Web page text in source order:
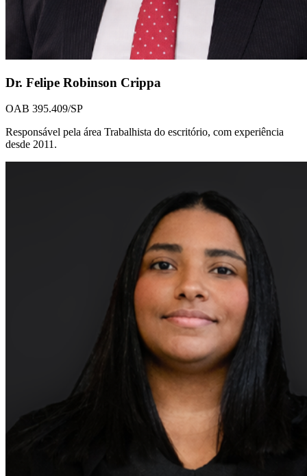
Dr. Felipe Robinson Crippa
OAB 395.409/SP
Responsável pela área Trabalhista do escritório, com experiência
desde 2011.